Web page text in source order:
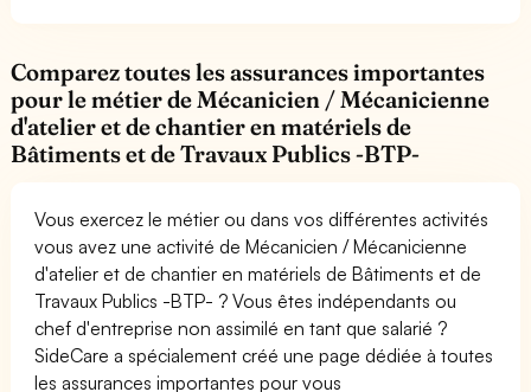
Comparez toutes les assurances importantes
pour le métier de Mécanicien / Mécanicienne
d'atelier et de chantier en matériels de
Bâtiments et de Travaux Publics -BTP-
Vous exercez le métier ou dans vos différentes activités
vous avez une activité de Mécanicien / Mécanicienne
d'atelier et de chantier en matériels de Bâtiments et de
Travaux Publics -BTP- ? Vous êtes indépendants ou
chef d'entreprise non assimilé en tant que salarié ?
SideCare a spécialement créé une page dédiée à toutes
les assurances importantes pour vous